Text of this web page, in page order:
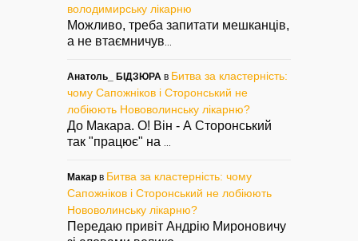
володимирську лікарню
Можливо, треба запитати мешканців,
а не втаємничув...
Анатоль_ БІДЗЮРА в Битва за кластерність:
чому Сапожніков і Сторонський не
лобіюють Нововолинську лікарню?
До Макара. О! Він - А Сторонський
так "працює" на ...
Макар в Битва за кластерність: чому
Сапожніков і Сторонський не лобіюють
Нововолинську лікарню?
Передаю привіт Андрію Мироновичу